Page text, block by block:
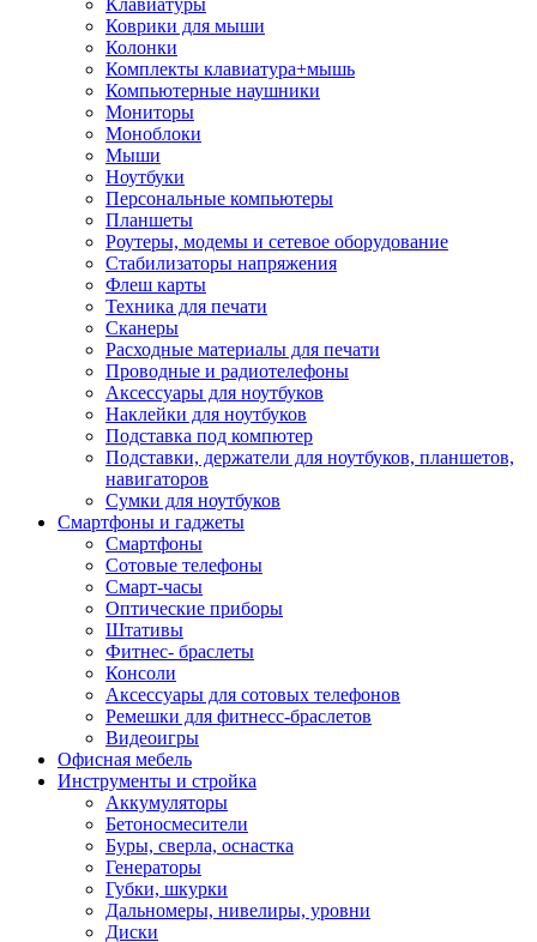
Клавиатуры
Коврики для мыши
Колонки
Комплекты клавиатура+мышь
Компьютерные наушники
Мониторы
Моноблоки
Мыши
Ноутбуки
Персональные компьютеры
Планшеты
Роутеры, модемы и сетевое оборудование
Стабилизаторы напряжения
Флеш карты
Техника для печати
Сканеры
Расходные материалы для печати
Проводные и радиотелефоны
Аксессуары для ноутбуков
Наклейки для ноутбуков
Подставка под компютер
Подставки, держатели для ноутбуков, планшетов,
навигаторов
Сумки для ноутбуков
Смартфоны и гаджеты
Смартфоны
Сотовые телефоны
Смарт-часы
Оптические приборы
Штативы
Фитнес- браслеты
Консоли
Аксессуары для сотовых телефонов
Ремешки для фитнесс-браслетов
Видеоигры
Офисная мебель
Инструменты и стройка
Аккумуляторы
Бетоносмесители
Буры, сверла, оснастка
Генераторы
Губки, шкурки
Дальномеры, нивелиры, уровни
Диски